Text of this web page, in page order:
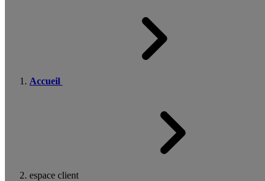
Accueil
espace client